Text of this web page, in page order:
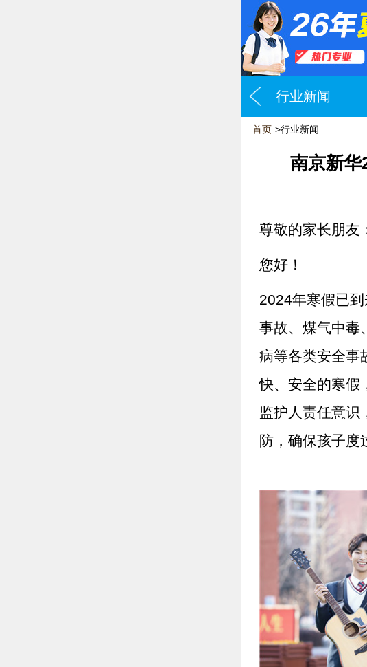
行业新闻
首页 >行业新闻
南京新华
尊敬的家长朋友
您好！
2024年寒假已
事故、煤气中毒
病等各类安全事
快、安全的寒假
监护人责任意识
防，确保孩子度